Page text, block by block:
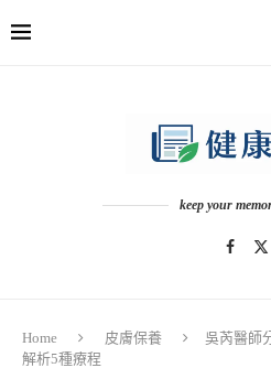
keep your
Home 皮膚保養
吳芮醫師
解析5種療程